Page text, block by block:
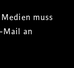
muss
Mail an